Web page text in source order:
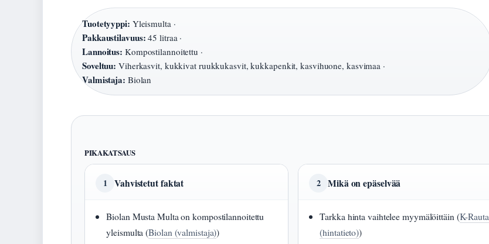
Tuotetyyppi: Yleismulta ·
Pakkaustilavuus: 45 litraa ·
Lannoitus: Kompostilannoitettu ·
Soveltuu: Viherkasvit, kukkivat ruukkukasvit, kukkapenkit, kasvihuone, kasvimaa ·
Valmistaja: Biolan
PIKAKATSAUS
1 Vahvistetut faktat
Biolan Musta Multa on kompostilannoitettu
yleismulta (Biolan (valmistaja))
2 Mikä on epäselvää
Tarkka hinta vaihtelee myymälöittäin (K-Rauta
(hintatieto))